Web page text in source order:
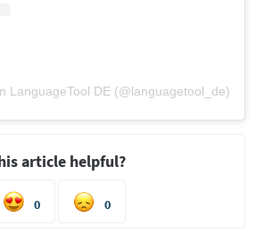
LanguageTool DE (@languagetool_de)
article helpful?
0 0